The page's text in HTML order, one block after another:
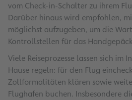
vom Check-in-Schalter zu ihrem
Darüber hinaus wird empfohlen,
möglichst aufzugeben, um die
Kontrollstellen für das
Viele Reiseprozesse lassen sich im
Hause regeln: für den Flug
Zollformalitäten klären sowie
Flughafen buchen. Insbesondere